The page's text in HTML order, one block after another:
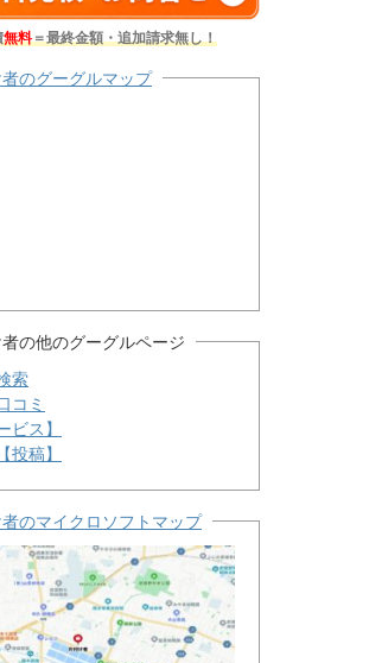
無料＝最終金額・追加請求無し！
者のグーグルマップ
の他のグーグルページ
索
コミ
ビス】
投稿】
者のマイクロソフトマップ